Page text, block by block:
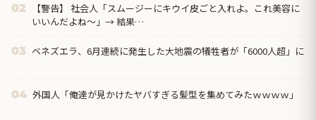
02
【警告】 社会人「スムージーにキウイ皮ごと入れよ。これ美容に
いいんだよね〜」→ 結果…
03 ベネズエラ、6月連続に発生した大地震の犠牲者が「6000人超」に
04 外国人「俺達が見かけたヤバすぎる髪型を集めてみたｗｗｗｗ」